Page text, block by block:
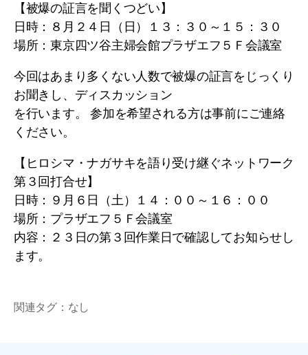
【被爆の証言を聞くつどい】
日時：８月２４日（日）１３：３０～１５：３０
場所：東京四ツ谷主婦会館プラザエフ５Ｆ会議室
今回はあまり多くない人数で被爆の証言をじっくり
お聞きし、ディスカッション
を行います。 参加を希望される方は事前にご連絡
ください。
【ヒロシマ・ナガサキを語り受け継ぐネットワーク
第３回打合せ】
日時：９月６日（土）１４：００～１６：００
場所：プラザエフ５Ｆ会議室
内容：２３日の第３回作業日で確認してお知らせし
ます。
関連タグ：なし